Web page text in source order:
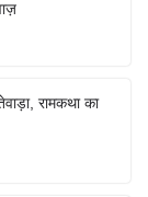
रामकथा का